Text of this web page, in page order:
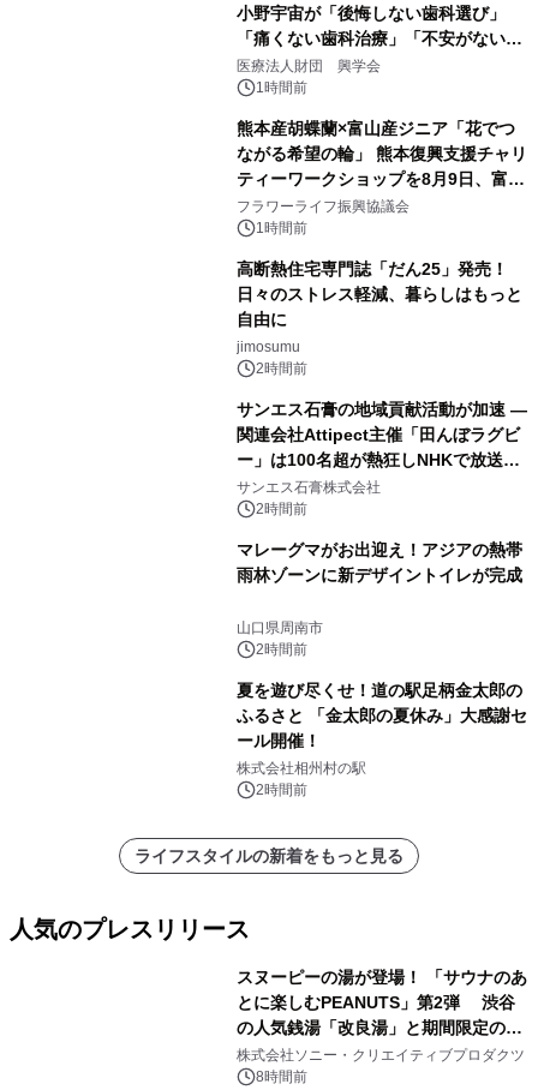
小野宇宙が「後悔しない歯科選び」
「痛くない歯科治療」「不安がない治
療計画」をテーマに専門監修
医療法人財団 興学会
1時間前
熊本産胡蝶蘭×富山産ジニア「花でつ
ながる希望の輪」 熊本復興支援チャリ
ティーワークショップを8月9日、富
山・射水で開催
フラワーライフ振興協議会
1時間前
高断熱住宅専門誌「だん25」発売！
日々のストレス軽減、暮らしはもっと
自由に
jimosumu
2時間前
サンエス石膏の地域貢献活動が加速 ―
関連会社Attipect主催「田んぼラグビ
ー」は100名超が熱狂しNHKで放送さ
れました。
サンエス石膏株式会社
2時間前
マレーグマがお出迎え！アジアの熱帯
雨林ゾーンに新デザイントイレが完成
山口県周南市
2時間前
夏を遊び尽くせ！道の駅足柄金太郎の
ふるさと 「金太郎の夏休み」大感謝セ
ール開催！
株式会社相州村の駅
2時間前
ライフスタイルの新着をもっと見る
人気のプレスリリース
スヌーピーの湯が登場！ 「サウナのあ
とに楽しむPEANUTS」第2弾 渋谷
の人気銭湯「改良湯」と期間限定のコ
ラボレーション サウナイキタイコラ
ボグッズも発売決定！
株式会社ソニー・クリエイティブプロダクツ
8時間前